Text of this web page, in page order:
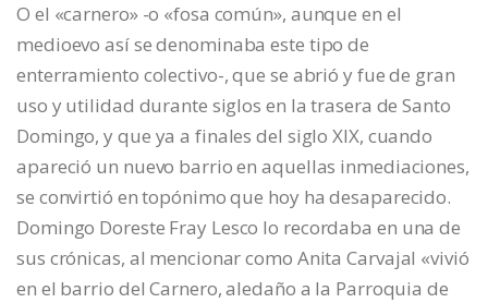
O el «carnero» -o «fosa común», aunque en el
medioevo así se denominaba este tipo de
enterramiento colectivo-, que se abrió y fue de gran
uso y utilidad durante siglos en la trasera de Santo
Domingo, y que ya a finales del siglo XIX, cuando
apareció un nuevo barrio en aquellas inmediaciones,
se convirtió en topónimo que hoy ha desaparecido.
Domingo Doreste Fray Lesco lo recordaba en una de
sus crónicas, al mencionar como Anita Carvajal «vivió
en el barrio del Carnero, aledaño a la Parroquia de